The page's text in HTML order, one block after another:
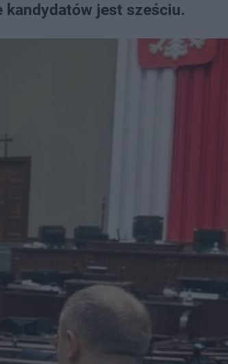
kandydatów jest sześciu.